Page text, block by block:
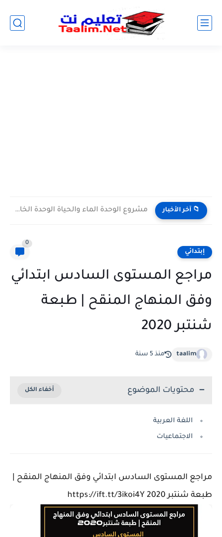
📁 آخر الأخبار مشروع الوحدة الماء والحياة الوحدة الخامسة المستوى الثالث projet de...
إبتدائي
0
مراجع المستوى السادس ابتدائي
وفق المنهاج المنقح | طبعة
شنتبر 2020
taalim منذ 5 سنة
محتويات الموضوع
اللغة العربية
الاجتماعيات
مراجع المستوى السادس ابتدائي وفق المنهاج المنقح |
طبعة شنتبر 2020 https://ift.tt/3ikoi4Y